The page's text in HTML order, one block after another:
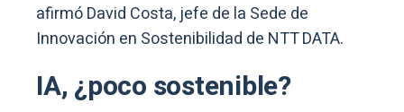
afirmó David Costa, jefe de la Sede de
Innovación en Sostenibilidad de NTT DATA.
IA, ¿poco sostenible?